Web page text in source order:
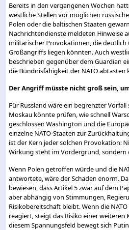
Bereits in den vergangenen Wochen
westliche Stellen vor möglichen
Polen oder die baltischen Staaten
Nachrichtendienste meldeten Hinweise
militärischer Provokationen, die deutlich
Großangriffs liegen könnten. Auch
beschrieben gegenüber dem Guardian
die Bündnisfähigkeit der NATO abtasten
Der Angriff müsste nicht groß sein,
Für Russland wäre ein begrenzter
Moskau könnte prüfen, wie schnell
geschlossen Washington und die
einzelne NATO-Staaten zur
ist der Kern jeder solchen Provokation:
Wirkung steht im Vordergrund, sondern
Wenn Polen getroffen würde und die
antwortete, wäre der Schaden enorm.
bewiesen, dass Artikel 5 zwar auf dem
aber abhängig von Stimmungen,
Risikobereitschaft bleibt. Wenn die
reagiert, steigt das Risiko einer weiteren
diesem Spannungsfeld bewegt sich